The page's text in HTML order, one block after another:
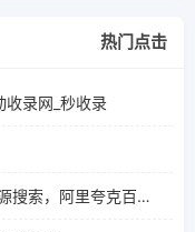
热门点击
收录网_秒收录
爱搜-网盘资源搜索-一站式网盘资源搜索，阿里夸克百度迅雷UC全聚合